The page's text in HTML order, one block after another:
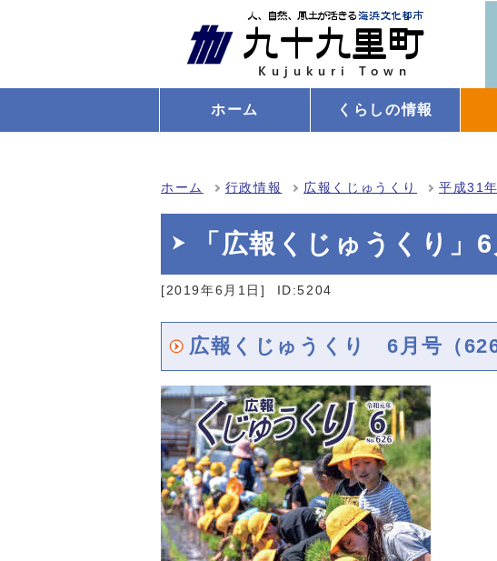
ホーム くらしの情報
ホーム 行政情報 広報くじゅうくり 平成31
「広報くじゅうくり」
[2019年6月1日] ID:5204
広報くじゅうくり 6月号（626